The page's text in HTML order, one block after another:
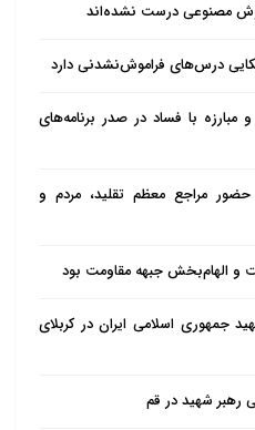
مصنوعی درست نشده‌اند
درس‌های فراموش‌نشدنی دارد
با فساد در صدر برنامه‌های
حضور مراجع معظم تقلید، مردم و
و الهام‌بخش جبهه مقاومت بود
جمهوری اسلامی ایران در کربلای
رهبر شهید در قم